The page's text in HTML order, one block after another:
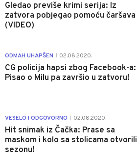
Gledao previše krimi serija: Iz
zatvora pobjegao pomoću čaršava
(VIDEO)
ODMAH UHAPŠEN 02.08.2020.
CG policija hapsi zbog Facebook-a:
Pisao o Milu pa završio u zatvoru!
VESELO I ODGOVORNO 02.08.2020.
Hit snimak iz Čačka: Prase sa
maskom i kolo sa stolicama otvorili
sezonu!